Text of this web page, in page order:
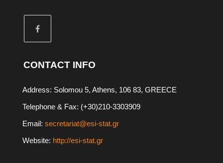
CONTACT INFO
Address: Solomou 5, Athens, 106 83, GREECE
Telephone & Fax: (+30)210-3303909
Email: secretariat@esi-stat.gr
Website: http://esi-stat.gr